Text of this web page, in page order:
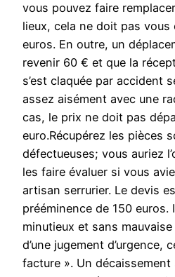
vous pouvez faire
lieux, cela ne doit pas
euros. En outre, un
revenir 60 € et que la
s’est claquée par accident
assez aisément avec une
cas, le prix ne doit pas
euro.Récupérez les pièces
défectueuses; vous auriez
les faire évaluer si vous
artisan serrurier. Le devis
prééminence de 150 euros.
minutieux et sans mauvaise
d’une jugement d’urgence,
facture ». Un